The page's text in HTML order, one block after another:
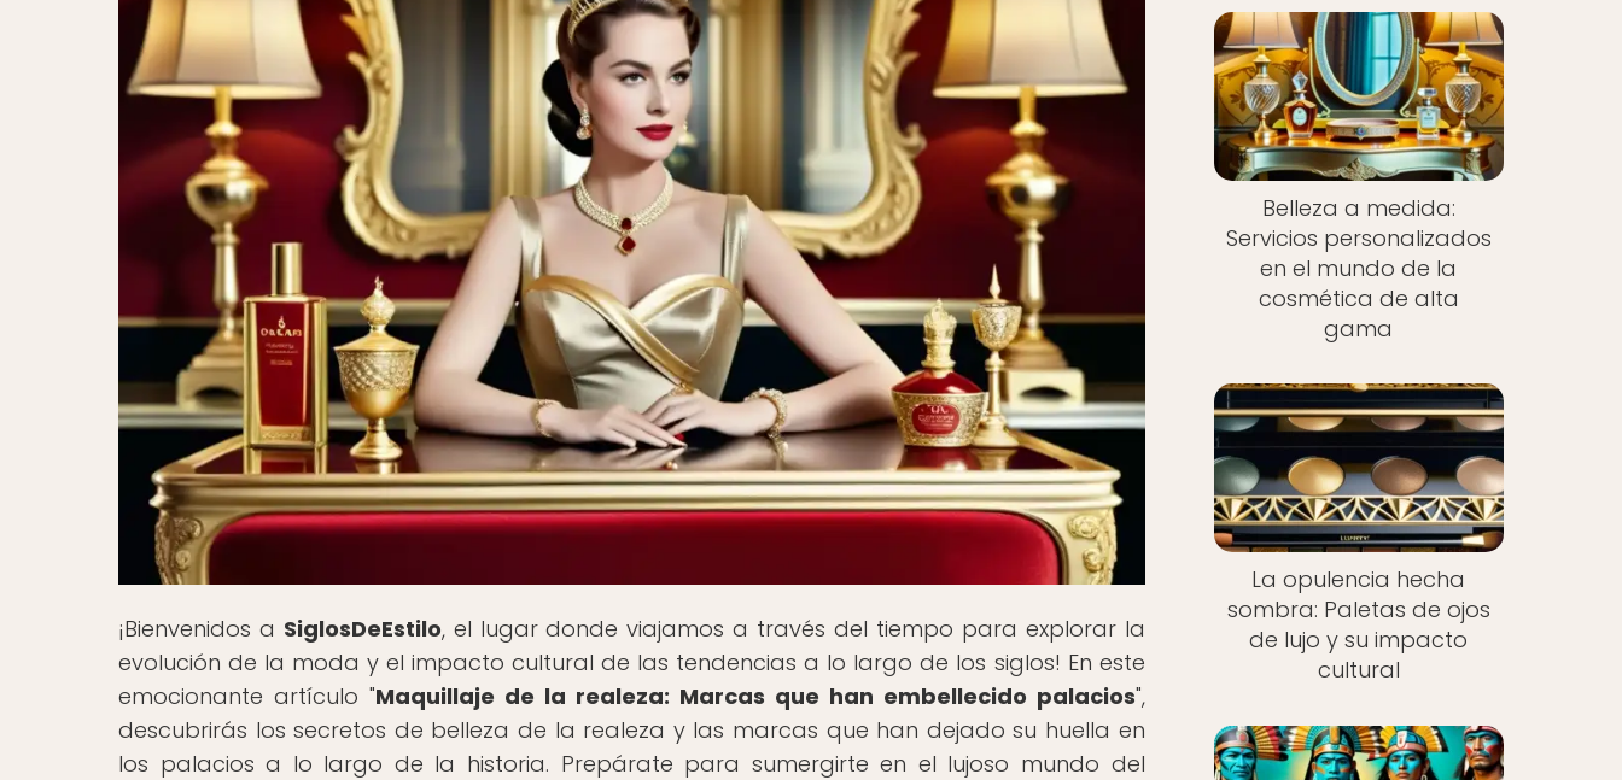
¡Bienvenidos a SiglosDeEstilo, el lugar donde viajamos a través del tiempo para explorar la
evolución de la moda y el impacto cultural de las tendencias a lo largo de los siglos! En este
emocionante artículo "Maquillaje de la realeza: Marcas que han embellecido palacios",
descubrirás los secretos de belleza de la realeza y las marcas que han dejado su huella en
los palacios a lo largo de la historia. Prepárate para sumergirte en el lujoso mundo del
Belleza a medida:
Servicios personalizados
en el mundo de la
cosmética de alta
gama
La opulencia hecha
sombra: Paletas de ojos
de lujo y su impacto
cultural